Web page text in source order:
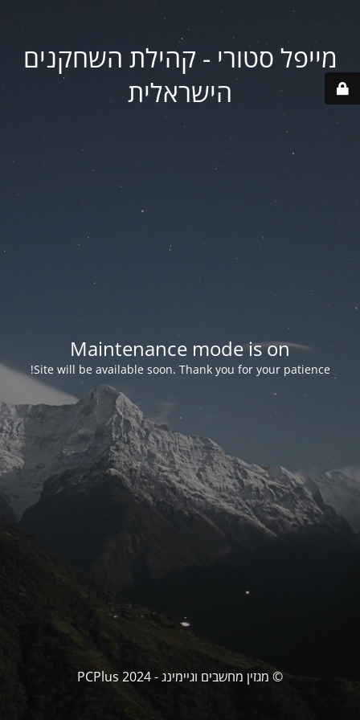
מייפל סטורי - קהילת השחקנים
הישראלית
Maintenance mode is on
Site will be available soon. Thank you for your patience!
© מגזין מחשבים וגיימינג - PCPlus 2024